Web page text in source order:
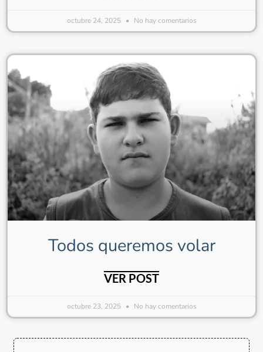
octubre 24, 2025 No hay comentarios
Todos queremos volar
VER POST
octubre 23, 2025 No hay comentarios